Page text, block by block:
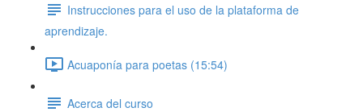
Instrucciones para el uso de la plataforma de
aprendizaje.
Acuaponía para poetas (15:54)
Acerca del curso